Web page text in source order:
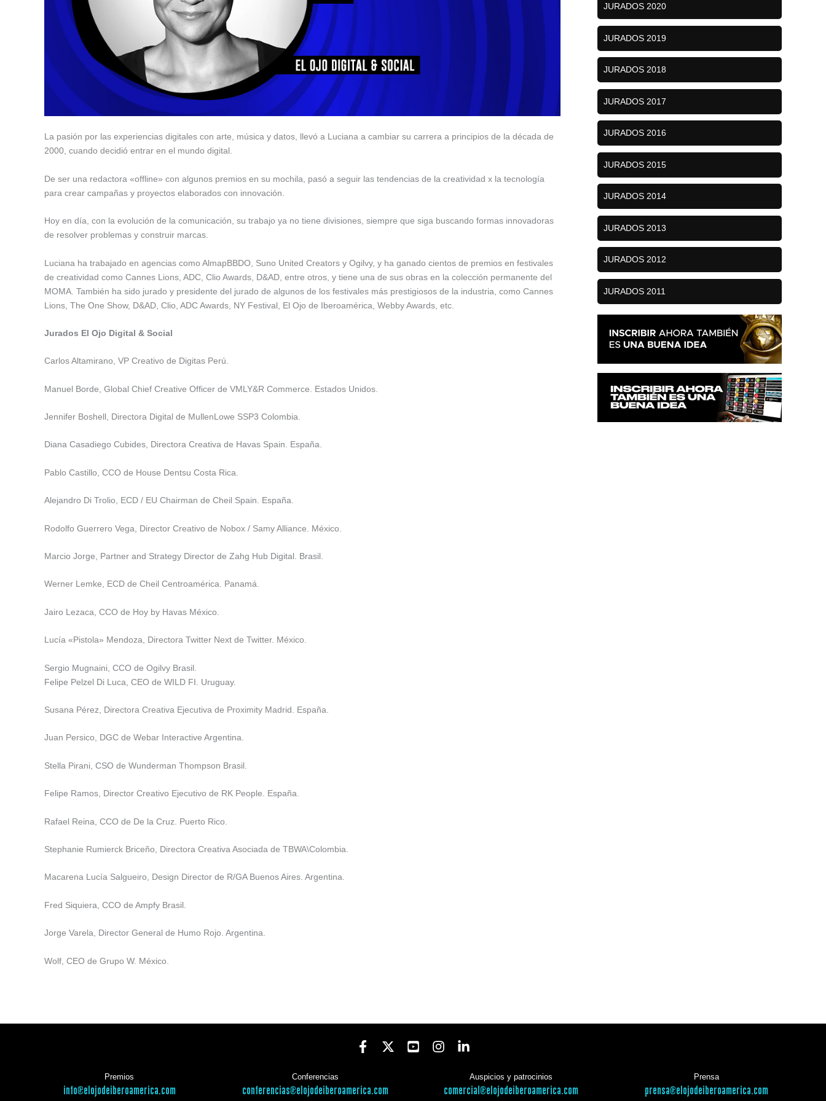
La pasión por las experiencias digitales con arte, música y datos, llevó a Luciana a cambiar su carrera a principios de la década de
2000, cuando decidió entrar en el mundo digital.
De ser una redactora «offline» con algunos premios en su mochila, pasó a seguir las tendencias de la creatividad x la tecnología
para crear campañas y proyectos elaborados con innovación.
Hoy en día, con la evolución de la comunicación, su trabajo ya no tiene divisiones, siempre que siga buscando formas innovadoras
de resolver problemas y construir marcas.
Luciana ha trabajado en agencias como AlmapBBDO, Suno United Creators y Ogilvy, y ha ganado cientos de premios en festivales
de creatividad como Cannes Lions, ADC, Clio Awards, D&AD, entre otros, y tiene una de sus obras en la colección permanente del
MOMA. También ha sido jurado y presidente del jurado de algunos de los festivales más prestigiosos de la industria, como Cannes
Lions, The One Show, D&AD, Clio, ADC Awards, NY Festival, El Ojo de Iberoamérica, Webby Awards, etc.
Jurados El Ojo Digital & Social
Carlos Altamirano, VP Creativo de Digitas Perú.
Manuel Borde, Global Chief Creative Officer de VMLY&R Commerce. Estados Unidos.
Jennifer Boshell, Directora Digital de MullenLowe SSP3 Colombia.
Diana Casadiego Cubides, Directora Creativa de Havas Spain. España.
Pablo Castillo, CCO de House Dentsu Costa Rica.
Alejandro Di Trolio, ECD / EU Chairman de Cheil Spain. España.
Rodolfo Guerrero Vega, Director Creativo de Nobox / Samy Alliance. México.
Marcio Jorge, Partner and Strategy Director de Zahg Hub Digital. Brasil.
Werner Lemke, ECD de Cheil Centroamérica. Panamá.
Jairo Lezaca, CCO de Hoy by Havas México.
Lucía «Pistola» Mendoza, Directora Twitter Next de Twitter. México.
Sergio Mugnaini, CCO de Ogilvy Brasil.
Felipe Pelzel Di Luca, CEO de WILD FI. Uruguay.
Susana Pérez, Directora Creativa Ejecutiva de Proximity Madrid. España.
Juan Persico, DGC de Webar Interactive Argentina.
Stella Pirani, CSO de Wunderman Thompson Brasil.
Felipe Ramos, Director Creativo Ejecutivo de RK People. España.
Rafael Reina, CCO de De la Cruz. Puerto Rico.
Stephanie Rumierck Briceño, Directora Creativa Asociada de TBWA\Colombia.
Macarena Lucía Salgueiro, Design Director de R/GA Buenos Aires. Argentina.
Fred Siquiera, CCO de Ampfy Brasil.
Jorge Varela, Director General de Humo Rojo. Argentina.
Wolf, CEO de Grupo W. México.
JURADOS 2020
JURADOS 2019
JURADOS 2018
JURADOS 2017
JURADOS 2016
JURADOS 2015
JURADOS 2014
JURADOS 2013
JURADOS 2012
JURADOS 2011
Premios
info@elojodeiberoamerica.com
Conferencias
conferencias@elojodeiberoamerica.com
Auspicios y patrocinios
comercial@elojodeiberoamerica.com
Prensa
prensa@elojodeiberoamerica.com